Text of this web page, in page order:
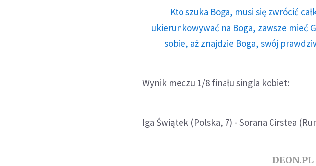
Kto szuka Boga, musi się zwrócić
ukierunkowywać na Boga, zawsze mieć
sobie, aż znajdzie Boga, swój
Wynik meczu 1/8 finału singla kobiet:
Iga Świątek (Polska, 7) - Sorana Cirstea
DEON.PL